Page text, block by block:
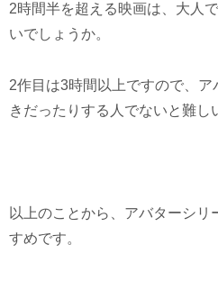
2時間半を超える映画は、大人
いでしょうか。
2作目は3時間以上ですので、
きだったりする人でないと難し
以上のことから、アバターシ
すめです。